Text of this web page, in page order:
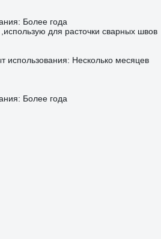
Более года
для расточки сварных швов
использования: Несколько месяцев
Более года